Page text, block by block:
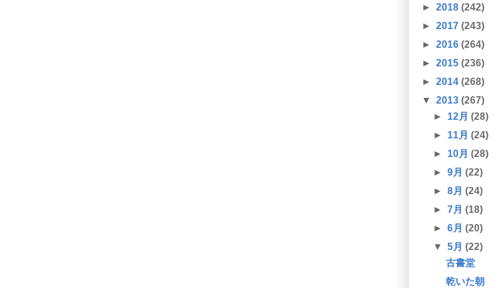
► 2018 (242)
► 2017 (243)
► 2016 (264)
► 2015 (236)
► 2014 (268)
▼ 2013 (267)
►12月(28)
►11月(24)
►10月(28)
►9月(22)
►8月(24)
►7月(18)
►6月(20)
▼5月(22)
古書堂
乾いた朝